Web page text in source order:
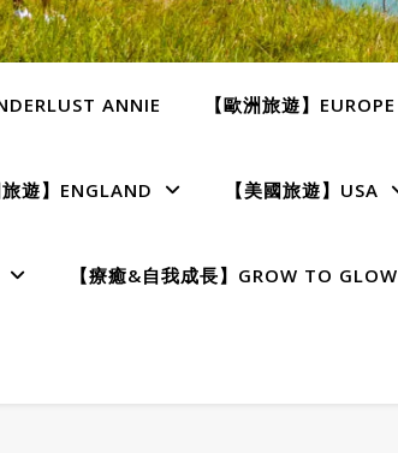
ANNIE 【歐洲旅遊】EUROPE
旅遊】ENGLAND 【美國旅遊】USA
【療癒&自我成長】GROW TO GLOW